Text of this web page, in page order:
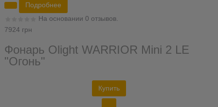
Подробнее
На основании 0 отзывов.
7924 грн
Фонарь Olight WARRIOR Mini 2 LE
"Огонь"
Купить